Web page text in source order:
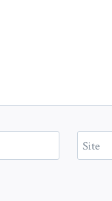
Site